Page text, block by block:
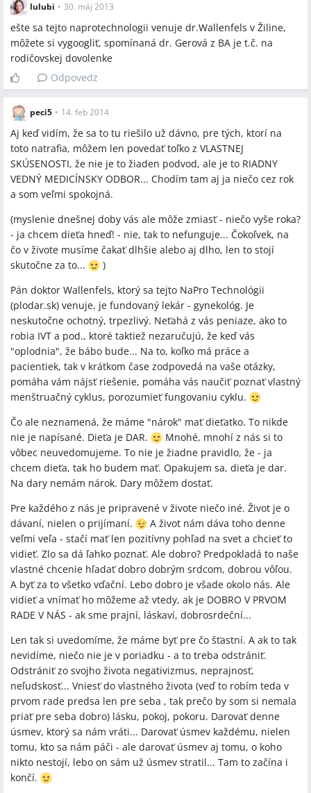
lulubi • 30. máj 2013
ešte sa tejto naprotechnologii venuje dr.Wallenfels v Žiline,
môžete si vygoogliť, spomínaná dr. Gerová z BA je t.č. na
rodičovskej dovolenke
Odpovedz
peci5 • 14. feb 2014
Aj keď vidím, že sa to tu riešilo už dávno, pre tých, ktorí na
toto natrafia, môžem len povedať toľko z VLASTNEJ
SKÚSENOSTI, že nie je to žiaden podvod, ale je to RIADNY
VEDNÝ MEDICÍNSKY ODBOR... Chodím tam aj ja niečo cez rok
a som veľmi spokojná.
(myslenie dnešnej doby vás ale môže zmiasť - niečo vyše roka?
- ja chcem dieťa hneď! - nie, tak to nefunguje... Čokoľvek, na
čo v živote musíme čakať dlhšie alebo aj dlho, len to stojí
skutočne za to...
)
Pán doktor Wallenfels, ktorý sa tejto NaPro Technológii
(plodar.sk) venuje, je fundovaný lekár - gynekológ. Je
neskutočne ochotný, trpezlivý. Neťahá z vás peniaze, ako to
robia IVT a pod., ktoré taktiež nezaručujú, že keď vás
"oplodnia", že bábo bude... Na to, koľko má práce a
pacientiek, tak v krátkom čase zodpovedá na vaše otázky,
pomáha vám nájsť riešenie, pomáha vás naučiť poznať vlastný
menštruačný cyklus, porozumieť fungovaniu cyklu.
Čo ale neznamená, že máme "nárok" mať dieťatko. To nikde
nie je napísané. Dieťa je DAR.
Mnohé, mnohí z nás si to
vôbec neuvedomujeme. To nie je žiadne pravidlo, že - ja
chcem dieťa, tak ho budem mať. Opakujem sa, dieťa je dar.
Na dary nemám nárok. Dary môžem dostať.
Pre každého z nás je pripravené v živote niečo iné. Život je o
dávaní, nielen o prijímaní.
A život nám dáva toho denne
veľmi veľa - stačí mať len pozitívny pohľad na svet a chcieť to
vidieť. Zlo sa dá ľahko poznať. Ale dobro? Predpokladá to naše
vlastné chcenie hľadať dobro dobrým srdcom, dobrou vôľou.
A byť za to všetko vďační. Lebo dobro je všade okolo nás. Ale
vidieť a vnímať ho môžeme až vtedy, ak je DOBRO V PRVOM
RADE V NÁS - ak sme prajní, láskaví, dobrosrdeční...
Len tak si uvedomíme, že máme byť pre čo šťastní. A ak to tak
nevidíme, niečo nie je v poriadku - a to treba odstrániť.
Odstrániť zo svojho života negativizmus, neprajnosť,
neľudskosť... Vniesť do vlastného života (veď to robím teda v
prvom rade predsa len pre seba , tak prečo by som si nemala
priať pre seba dobro) lásku, pokoj, pokoru. Darovať denne
úsmev, ktorý sa nám vráti... Darovať úsmev každému, nielen
tomu, kto sa nám páči - ale darovať úsmev aj tomu, o koho
nikto nestojí, lebo on sám už úsmev stratil... Tam to začína i
končí.